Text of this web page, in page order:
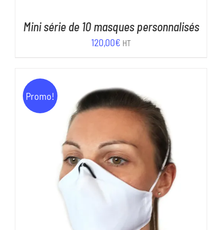
Mini série de 10 masques personnalisés
120,00€ HT
Promo!
DÉTAILS